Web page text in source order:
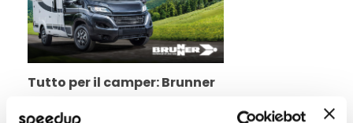
Tutto per il camper: Brunner